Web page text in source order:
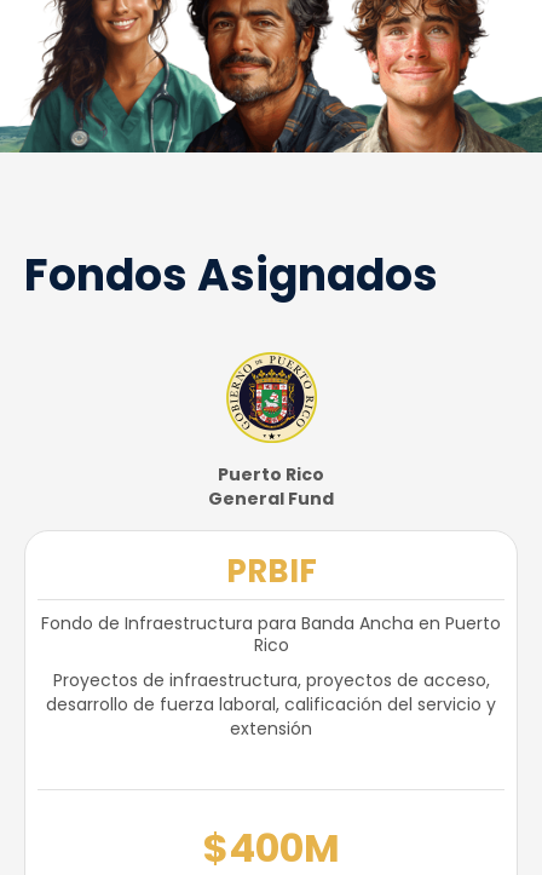
Fondos Asignados
Puerto Rico
General Fund
PRBIF
Fondo de Infraestructura para Banda Ancha en Puerto
Rico
Proyectos de infraestructura, proyectos de acceso,
desarrollo de fuerza laboral, calificación del servicio y
extensión
$400M